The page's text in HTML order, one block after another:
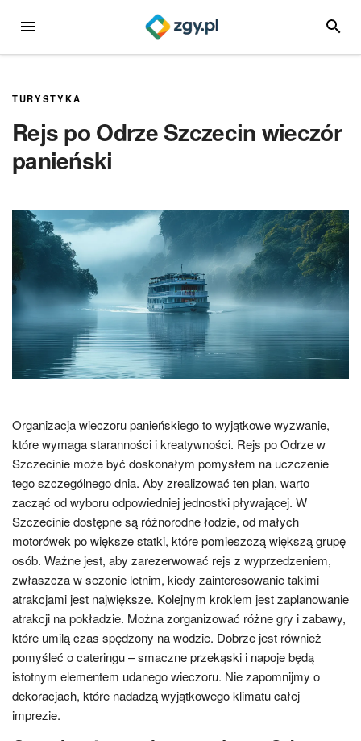
MENU
TURYSTYKA
Rejs po Odrze Szczecin wieczór
panieński
Organizacja wieczoru panieńskiego to wyjątkowe wyzwanie,
które wymaga staranności i kreatywności. Rejs po Odrze w
Szczecinie może być doskonałym pomysłem na uczczenie
tego szczególnego dnia. Aby zrealizować ten plan, warto
zacząć od wyboru odpowiedniej jednostki pływającej. W
Szczecinie dostępne są różnorodne łodzie, od małych
motorówek po większe statki, które pomieszczą większą grupę
osób. Ważne jest, aby zarezerwować rejs z wyprzedzeniem,
zwłaszcza w sezonie letnim, kiedy zainteresowanie takimi
atrakcjami jest największe. Kolejnym krokiem jest zaplanowanie
atrakcji na pokładzie. Można zorganizować różne gry i zabawy,
które umilą czas spędzony na wodzie. Dobrze jest również
pomyśleć o cateringu – smaczne przekąski i napoje będą
istotnym elementem udanego wieczoru. Nie zapomnijmy o
dekoracjach, które nadadzą wyjątkowego klimatu całej
imprezie.